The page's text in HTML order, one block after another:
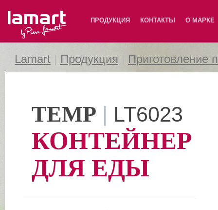
Lamart ПРОДУКЦИЯ КОНТАКТЫ О МАРКЕ
Lamart Продукция Приготовление
TEMP | LT6023
КОНТЕЙНЕР
ДЛЯ ЕДЫ